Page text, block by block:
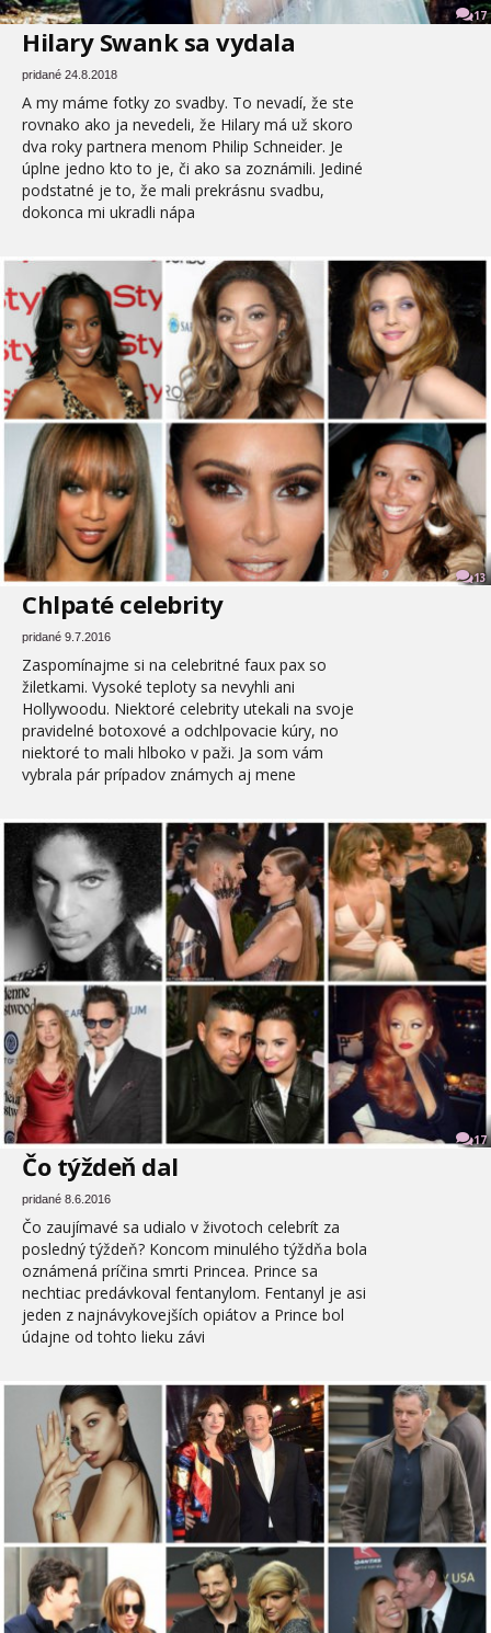
17
Hilary Swank sa vydala
pridané 24.8.2018
A my máme fotky zo svadby. To nevadí, že ste
rovnako ako ja nevedeli, že Hilary má už skoro
dva roky partnera menom Philip Schneider. Je
úplne jedno kto to je, či ako sa zoznámili. Jediné
podstatné je to, že mali prekrásnu svadbu,
dokonca mi ukradli nápa
13
Chlpaté celebrity
pridané 9.7.2016
Zaspomínajme si na celebritné faux pax so
žiletkami. Vysoké teploty sa nevyhli ani
Hollywoodu. Niektoré celebrity utekali na svoje
pravidelné botoxové a odchlpovacie kúry, no
niektoré to mali hlboko v paži. Ja som vám
vybrala pár prípadov známych aj mene
17
Čo týždeň dal
pridané 8.6.2016
Čo zaujímavé sa udialo v životoch celebrít za
posledný týždeň? Koncom minulého týždňa bola
oznámená príčina smrti Princea. Prince sa
nechtiac predávkoval fentanylom. Fentanyl je asi
jeden z najnávykovejších opiátov a Prince bol
údajne od tohto lieku závi